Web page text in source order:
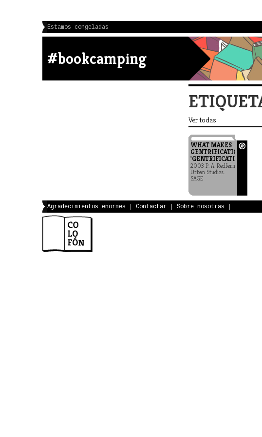
Estamos congeladas
#bookcamping
Ver todas
WHAT MAKES
GENTRIFICATION
'GENTRIFICATION'?
2003 P. A. Redfern
Urban Studies.
SAGE
Agradecimientos enormes Contactar Sobre nosotras